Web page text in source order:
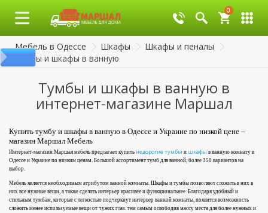
0
0
Мебель в Одессе Шкафы
Шкафы и пеналы
Тумбы и шкафы в ванную
Тумбы и шкафы в ванную в
интернет-магазине Маршал
Купить тумбу и шкафы в ванную в Одессе и Украине по низкой цене –
магазин Маршал Мебель
Интернет-магазин Маршал мебель предлагает купить недорогие тумбы и шкафы в ванную комнату в
Одессе и Украине по низким ценам. Большой ассортимент тумб для ванной, более 350 вариантов на
выбор.
Мебель является необходимым атрибутом ванной комнаты. Шкафы и тумбы позволяют сложить в них в
них все нужные вещи, а также сделать интерьер красивее и функциональнее. Благодаря удобный и
стильным тумбам, которые с легкостью подчеркнут интерьер ванной комнаты, появится возможность
сложить менее используемые вещи от чужих глаз. тем самым освободив массу места для более нужных и